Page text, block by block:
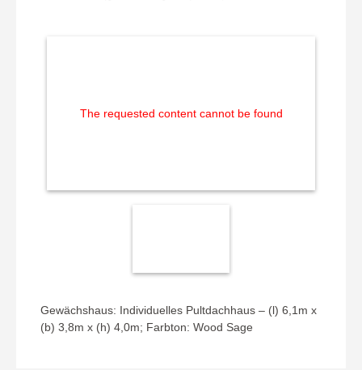
The requested content cannot be found
Gewächshaus: Individuelles Pultdachhaus – (l) 6,1m x
(b) 3,8m x (h) 4,0m; Farbton: Wood Sage